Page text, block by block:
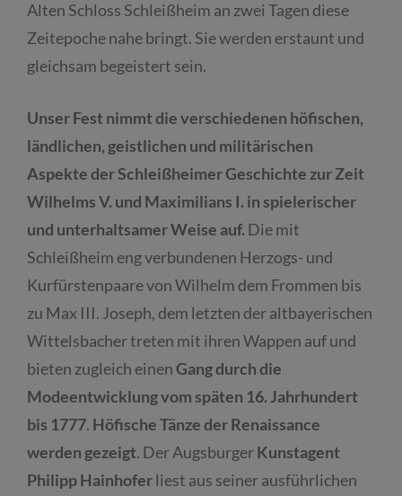
Alten Schloss Schleißheim an zwei Tagen diese
Zeitepoche nahe bringt. Sie werden erstaunt und
gleichsam begeistert sein.
Unser Fest nimmt die verschiedenen höfischen,
ländlichen, geistlichen und militärischen
Aspekte der Schleißheimer Geschichte zur Zeit
Wilhelms V. und Maximilians I. in spielerischer
und unterhaltsamer Weise auf. Die mit
Schleißheim eng verbundenen Herzogs- und
Kurfürstenpaare von Wilhelm dem Frommen bis
zu Max III. Joseph, dem letzten der altbayerischen
Wittelsbacher treten mit ihren Wappen auf und
bieten zugleich einenGang durch die
Modeentwicklung vom späten 16. Jahrhundert
bis 1777. Höfische Tänze der Renaissance
werden gezeigt. Der AugsburgerKunstagent
Philipp Hainhoferliest aus seiner ausführlichen